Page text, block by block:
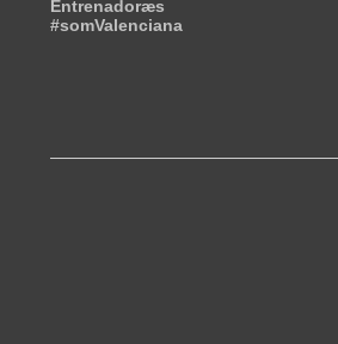
Entrenadoræs
#somValenciana